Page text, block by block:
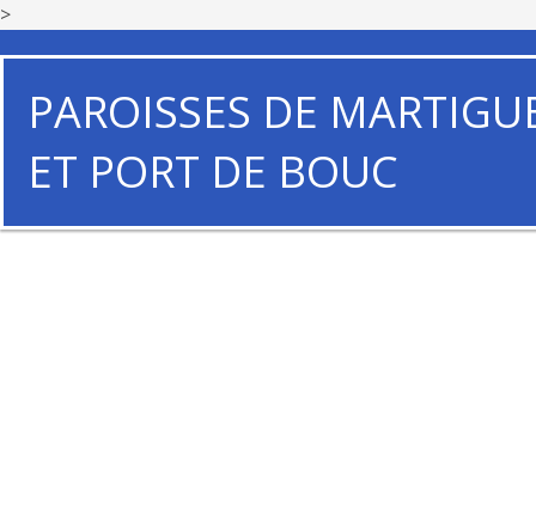
>
PAROISSES DE
ET PORT DE BOUC